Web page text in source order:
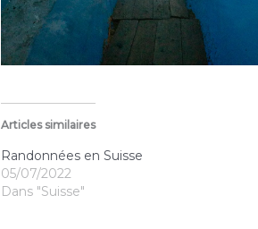
Articles similaires
Randonnées en Suisse
05/07/2022
Dans "Suisse"